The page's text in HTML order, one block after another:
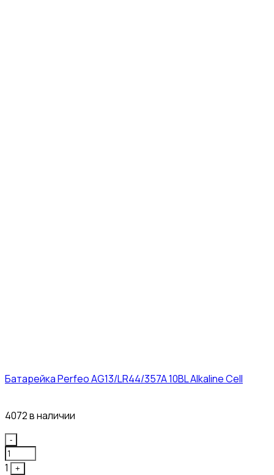
Батарейка Perfeo AG13/LR44/357A 10BL Alkaline Cell
4072 в наличии
Quantity
-
1
+